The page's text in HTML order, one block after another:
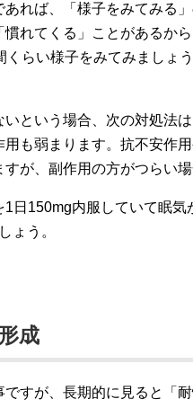
あれば、「様子をみてみる
れてくる」ことがあるか
くらい様子をみてみましょ
という場合、次の対処法
も弱まります。抗不安作
が、副作用の方がつらい場
日150mg内服していて眠
ょう。
成
すが、長期的に見ると「